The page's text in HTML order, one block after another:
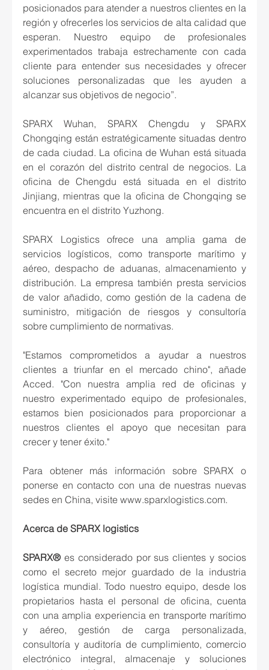
posicionados para atender a nuestros clientes en la
región y ofrecerles los servicios de alta calidad que
esperan. Nuestro equipo de profesionales
experimentados trabaja estrechamente con cada
cliente para entender sus necesidades y ofrecer
soluciones personalizadas que les ayuden a
alcanzar sus objetivos de negocio”.
SPARX Wuhan, SPARX Chengdu y SPARX
Chongqing están estratégicamente situadas dentro
de cada ciudad. La oficina de Wuhan está situada
en el corazón del distrito central de negocios. La
oficina de Chengdu está situada en el distrito
Jinjiang, mientras que la oficina de Chongqing se
encuentra en el distrito Yuzhong.
SPARX Logistics ofrece una amplia gama de
servicios logísticos, como transporte marítimo y
aéreo, despacho de aduanas, almacenamiento y
distribución. La empresa también presta servicios
de valor añadido, como gestión de la cadena de
suministro, mitigación de riesgos y consultoría
sobre cumplimiento de normativas.
"Estamos comprometidos a ayudar a nuestros
clientes a triunfar en el mercado chino", añade
Acced. "Con nuestra amplia red de oficinas y
nuestro experimentado equipo de profesionales,
estamos bien posicionados para proporcionar a
nuestros clientes el apoyo que necesitan para
crecer y tener éxito."
Para obtener más información sobre SPARX o
ponerse en contacto con una de nuestras nuevas
sedes en China, visite www.sparxlogistics.com.
Acerca de SPARX logistics
SPARX® es considerado por sus clientes y socios
como el secreto mejor guardado de la industria
logística mundial. Todo nuestro equipo, desde los
propietarios hasta el personal de oficina, cuenta
con una amplia experiencia en transporte marítimo
y aéreo, gestión de carga personalizada,
consultoría y auditoría de cumplimiento, comercio
electrónico integral, almacenaje y soluciones